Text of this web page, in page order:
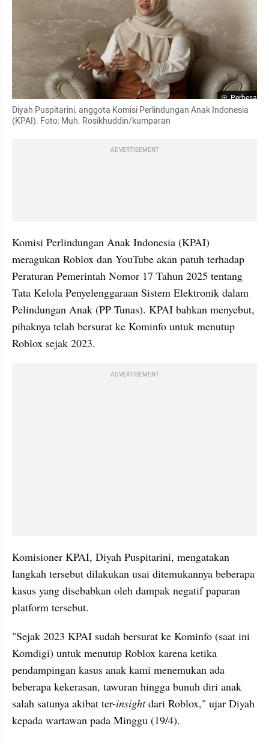
Perbesar
Diyah Puspitarini, anggota Komisi Perlindungan Anak Indonesia
(KPAI). Foto: Muh. Rosikhuddin/kumparan
ADVERTISEMENT
Komisi Perlindungan Anak Indonesia (KPAI)
meragukan Roblox dan YouTube akan patuh terhadap
Peraturan Pemerintah Nomor 17 Tahun 2025 tentang
Tata Kelola Penyelenggaraan Sistem Elektronik dalam
Pelindungan Anak (PP Tunas). KPAI bahkan menyebut,
pihaknya telah bersurat ke Kominfo untuk menutup
Roblox sejak 2023.
ADVERTISEMENT
Komisioner KPAI, Diyah Puspitarini, mengatakan
langkah tersebut dilakukan usai ditemukannya beberapa
kasus yang disebabkan oleh dampak negatif paparan
platform tersebut.
"Sejak 2023 KPAI sudah bersurat ke Kominfo (saat ini
Komdigi) untuk menutup Roblox karena ketika
pendampingan kasus anak kami menemukan ada
beberapa kekerasan, tawuran hingga bunuh diri anak
salah satunya akibat ter-insight dari Roblox," ujar Diyah
kepada wartawan pada Minggu (19/4).